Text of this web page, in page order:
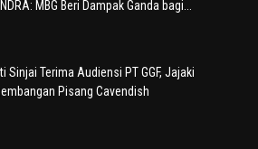
MBG Beri Dampak Ganda bagi...
Sinjai Terima Audiensi PT GGF, Jajaki
Pisang Cavendish